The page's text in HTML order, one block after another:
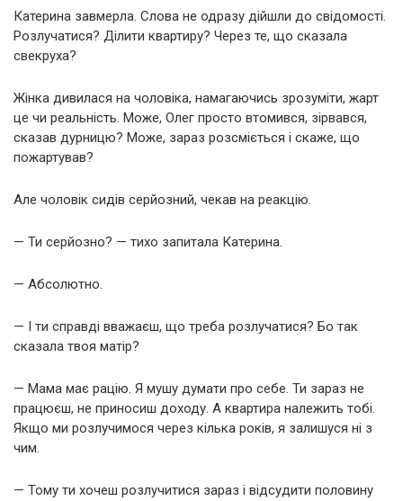
Катерина завмерла. Слова не одразу дійшли до свідомості.
Розлучатися? Ділити квартиру? Через те, що сказала
свекруха?
Жінка дивилася на чоловіка, намагаючись зрозуміти, жарт
це чи реальність. Може, Олег просто втомився, зірвався,
сказав дурницю? Може, зараз розсміється і скаже, що
пожартував?
Але чоловік сидів серйозний, чекав на реакцію.
— Ти серйозно? — тихо запитала Катерина.
— Абсолютно.
— І ти справді вважаєш, що треба розлучатися? Бо так
сказала твоя матір?
— Мама має рацію. Я мушу думати про себе. Ти зараз не
працюєш, не приносиш доходу. А квартира належить тобі.
Якщо ми розлучимося через кілька років, я залишуся ні з
чим.
— Тому ти хочеш розлучитися зараз і відсудити половину